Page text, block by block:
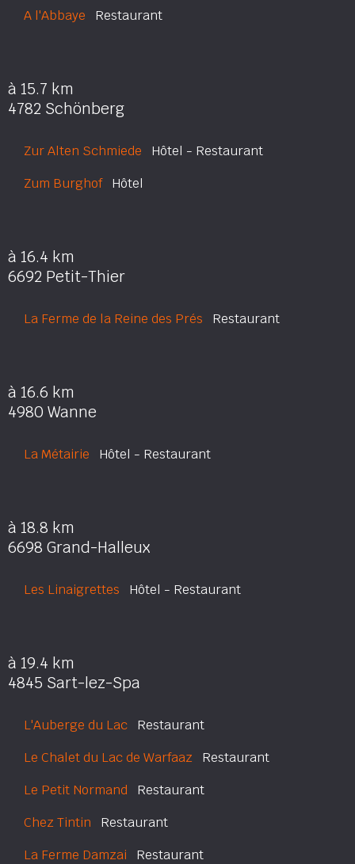
A l'Abbaye Restaurant
à 15.7 km
4782 Schönberg
Zur Alten Schmiede Hôtel - Restaurant
Zum BurghofHôtel
à 16.4 km
6692 Petit-Thier
La Ferme de la Reine des Prés Restaurant
à 16.6 km
4980 Wanne
La Métairie Hôtel - Restaurant
à 18.8 km
6698 Grand-Halleux
Les Linaigrettes Hôtel - Restaurant
à 19.4 km
4845 Sart-lez-Spa
L'Auberge du Lac Restaurant
Le Chalet du Lac de Warfaaz Restaurant
Le Petit Normand Restaurant
Chez Tintin Restaurant
La Ferme Damzai Restaurant